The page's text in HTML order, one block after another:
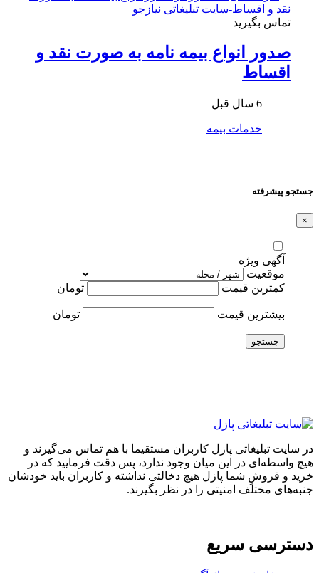
تماس بگیرید
صدور انواع بیمه نامه به صورت نقد و
اقساط
6 سال قبل
خدمات بیمه
جستجو پیشرفته
×
آگهی ویژه
موقعیت
کمترین قیمت
تومان
بیشترین قیمت تومان
جستجو
در سایت تبلیغاتی پازل کاربران مستقیما با هم تماس می‌گیرند و
هیچ واسطه‌ای در این میان وجود ندارد، پس دقت فرمایید که در
خرید و فروشِ شما پازل هیچ دخالتی نداشته و کاربران باید خودشان
جنبه‌های مختلف امنیتی را در نظر بگیرند.
دسترسی سریع